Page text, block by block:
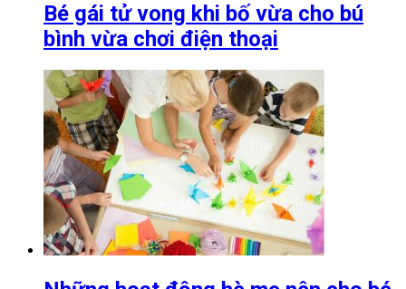
Bé gái tử vong khi bố vừa cho bú
bình vừa chơi điện thoại